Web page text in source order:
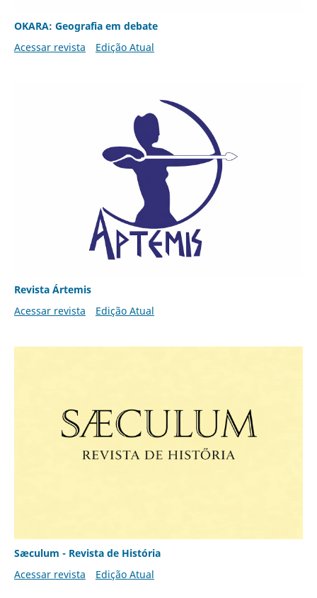
OKARA: Geografia em debate
Acessar revista
Edição Atual
Revista Ártemis
Acessar revista
Edição Atual
Sæculum - Revista de História
Acessar revista
Edição Atual